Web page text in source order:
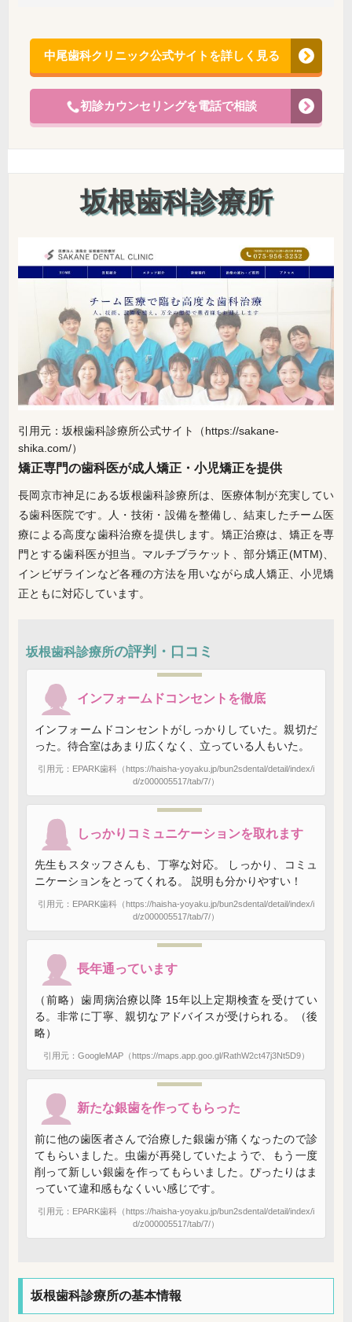
中尾歯科クリニック公式サイトを詳しく見る
初診カウンセリングを電話で相談
坂根歯科診療所
引用元：坂根歯科診療所公式サイト（https://sakane-
shika.com/）
矯正専門の歯科医が成人矯正・小児矯正を提供
長岡京市神足にある坂根歯科診療所は、医療体制が充実してい
る歯科医院です。人・技術・設備を整備し、結束したチーム医
療による高度な歯科治療を提供します。矯正治療は、矯正を専
門とする歯科医が担当。マルチブラケット、部分矯正(MTM)、
インビザラインなど各種の方法を用いながら成人矯正、小児矯
正ともに対応しています。
坂根歯科診療所の評判・口コミ
インフォームドコンセントを徹底
インフォームドコンセントがしっかりしていた。親切だ
った。待合室はあまり広くなく、立っている人もいた。
引用元：EPARK歯科（https://haisha-yoyaku.jp/bun2sdental/detail/index/i
d/z000005517/tab/7/）
しっかりコミュニケーションを取れます
先生もスタッフさんも、丁寧な対応。 しっかり、コミュ
ニケーションをとってくれる。 説明も分かりやすい！
引用元：EPARK歯科（https://haisha-yoyaku.jp/bun2sdental/detail/index/i
d/z000005517/tab/7/）
長年通っています
（前略）歯周病治療以降 15年以上定期検査を受けてい
る。非常に丁寧、親切なアドバイスが受けられる。（後
略）
引用元：GoogleMAP（https://maps.app.goo.gl/RathW2ct47j3Nt5D9）
新たな銀歯を作ってもらった
前に他の歯医者さんで治療した銀歯が痛くなったので診
てもらいました。虫歯が再発していたようで、もう一度
削って新しい銀歯を作ってもらいました。ぴったりはま
っていて違和感もなくいい感じです。
引用元：EPARK歯科（https://haisha-yoyaku.jp/bun2sdental/detail/index/i
d/z000005517/tab/7/）
坂根歯科診療所の基本情報